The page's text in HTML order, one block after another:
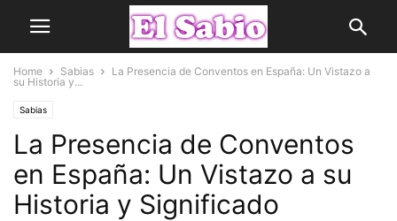
Home Sabias
La Presencia de Conventos en España: Un Vistazo a
su Historia y...
Sabias
La Presencia de Conventos
en España: Un Vistazo a su
Historia y Significado